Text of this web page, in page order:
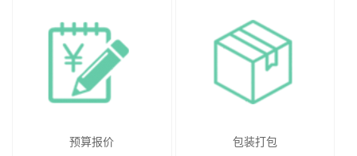
预算报价 包装打包